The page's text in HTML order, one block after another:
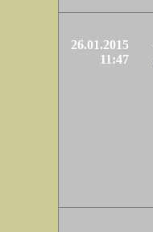
26.01.2015
11:47